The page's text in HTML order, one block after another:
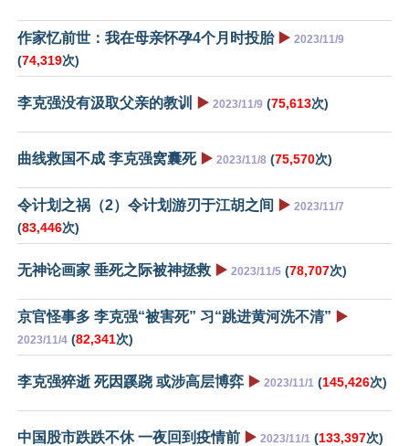
作家忆前世：我在母亲怀孕4个月时投胎 ▶️ 2023/11/9
(74,319次)
李克强没有汲取父亲的教训 ▶️ 2023/11/9 (75,613次)
曲线救国不成 李克强窝囊死 ▶️ 2023/11/8 (75,570次)
令计划之祸（2）令计划游刃于江胡之间 ▶️ 2023/11/7
(83,446次)
无神论画家 垂死之际被神拯救 ▶️ 2023/11/5 (78,707次)
京官怪事多 李克强“被害死” 习“跳进黄河洗不清” ▶️
2023/11/4 (82,341次)
李克强猝逝 死因蹊跷 或涉高层博弈 ▶️ 2023/11/1 (145,426次)
中国股市跌跌不休 一夜回到疫情前 ▶️ 2023/11/1 (133,397次)